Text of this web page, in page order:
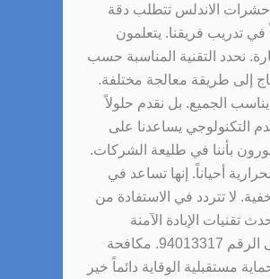
الاندلس تتطلب دقة
تدريب فريقنا. يتعلمون
نحدد التقنية المناسبة حسب
إلى طريقة معالجة مختلفة.
الجميع. بل نقدم حلولاً
التكنولوجي يساعدنا على
بأننا في طليعة الشركات.
أحياناً. إنها تساعد في
لا تتردد في الاستفادة من
تقنيات الإبادة الآمنة
والفعالة، اتصلوا بنا الآن على الرقم 94013317. مكافحة
مستقبلية الوقاية دائماً خير